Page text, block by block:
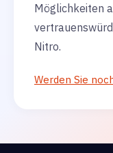
Möglichkeiten
Nitro.
Werden Sie